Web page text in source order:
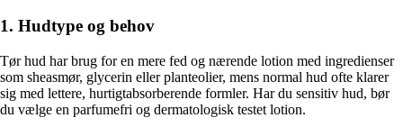
1. Hudtype og behov
Tør hud har brug for en mere fed og nærende lotion med ingredienser
som sheasmør, glycerin eller planteolier, mens normal hud ofte klarer
sig med lettere, hurtigtabsorberende formler. Har du sensitiv hud, bør
du vælge en parfumefri og dermatologisk testet lotion.